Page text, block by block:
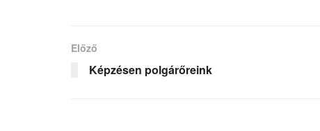
Előző
Képzésen polgárőreink